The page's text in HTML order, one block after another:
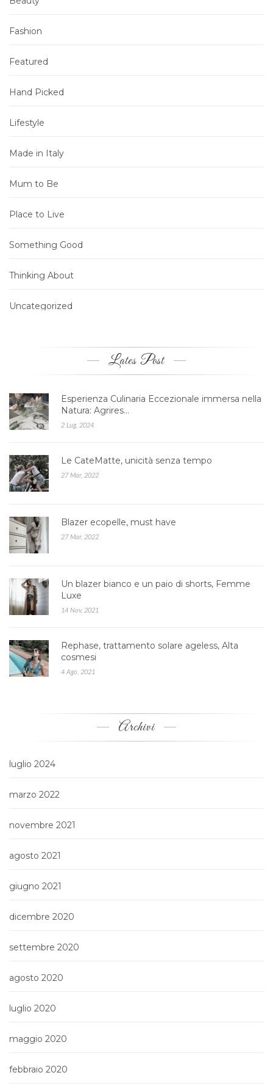
Fashion
Featured
Hand Picked
Lifestyle
Made in Italy
Mum to Be
Place to Live
Something Good
Thinking About
Uncategorized
Lates Post
Esperienza Culinaria Eccezionale immersa nella
Natura: Agrires…
2 Lug, 2024
Le CateMatte, unicità senza tempo
27 Mar, 2022
Blazer ecopelle, must have
27 Mar, 2022
Un blazer bianco e un paio di shorts, Femme
Luxe
14 Nov, 2021
Rephase, trattamento solare ageless, Alta
cosmesi
4 Ago, 2021
Archivi
luglio 2024
marzo 2022
novembre 2021
agosto 2021
giugno 2021
dicembre 2020
settembre 2020
agosto 2020
luglio 2020
maggio 2020
febbraio 2020